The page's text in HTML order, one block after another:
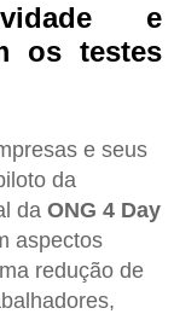
e
os testes
e seus
da
da ONG 4 Day
aspectos
redução de